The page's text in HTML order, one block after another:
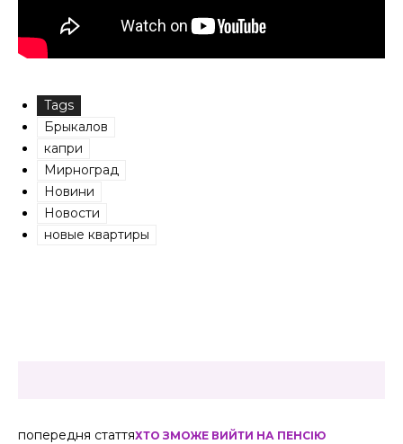
Tags
Брыкалов
капри
Мирноград
Новини
Новости
новые квартиры
попередня статтяХТО ЗМОЖЕ ВИЙТИ НА ПЕНСІЮ